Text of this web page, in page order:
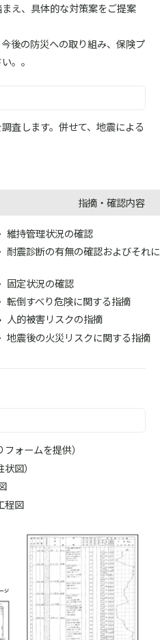
え、具体的な対策案をご提案
後の防災への取り組み、保険プ
。。
査します。併せて、地震による
指摘・確認内容
維持管理状況の確認
耐震診断の有無の確認およびそれ
固定状況の確認
転倒すべり危険に関する指摘
人的被害リスクの指摘
地震後の火災リスクに関する指摘
ォームを提供）
図）
程図